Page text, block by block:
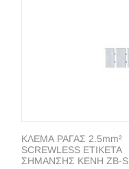
ΚΛΕΜΑ ΡΑΓΑΣ 2.5mm²
SCREWLESS ΕΤΙΚΕΤΑ
ΣΗΜΑΝΣΗΣ ΚΕΝΗ ZB-S